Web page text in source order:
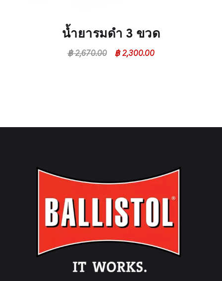
น้ำยารมดำ 3 ขวด
฿2,670.00 ฿2,300.00